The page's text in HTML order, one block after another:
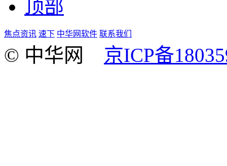
顶部
焦点资讯 速下 中华网软件 联系我们
© 中华网 京ICP备